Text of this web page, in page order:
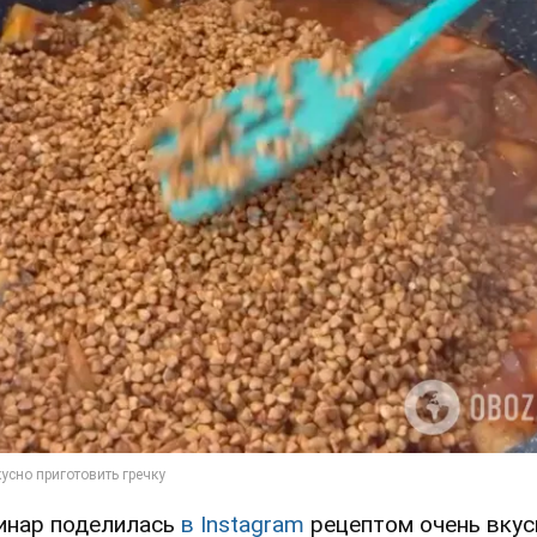
поделилась в Instagram рецептом очень